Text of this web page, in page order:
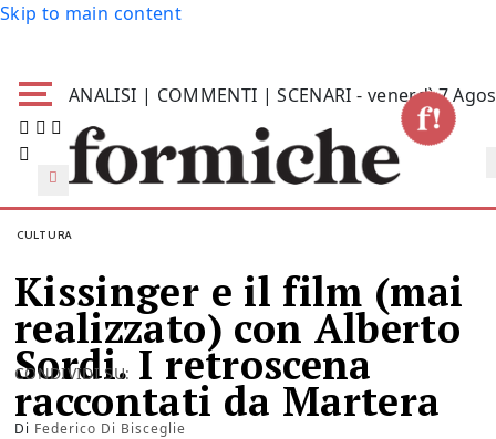
Skip to main content
ANALISI | COMMENTI | SCENARI - venerdì 7
CULTURA
Kissinger e il film (mai
realizzato) con Alberto
Sordi. I retroscena
raccontati da Martera
Di Federico Di Bisceglie
CONDIVIDI SU: